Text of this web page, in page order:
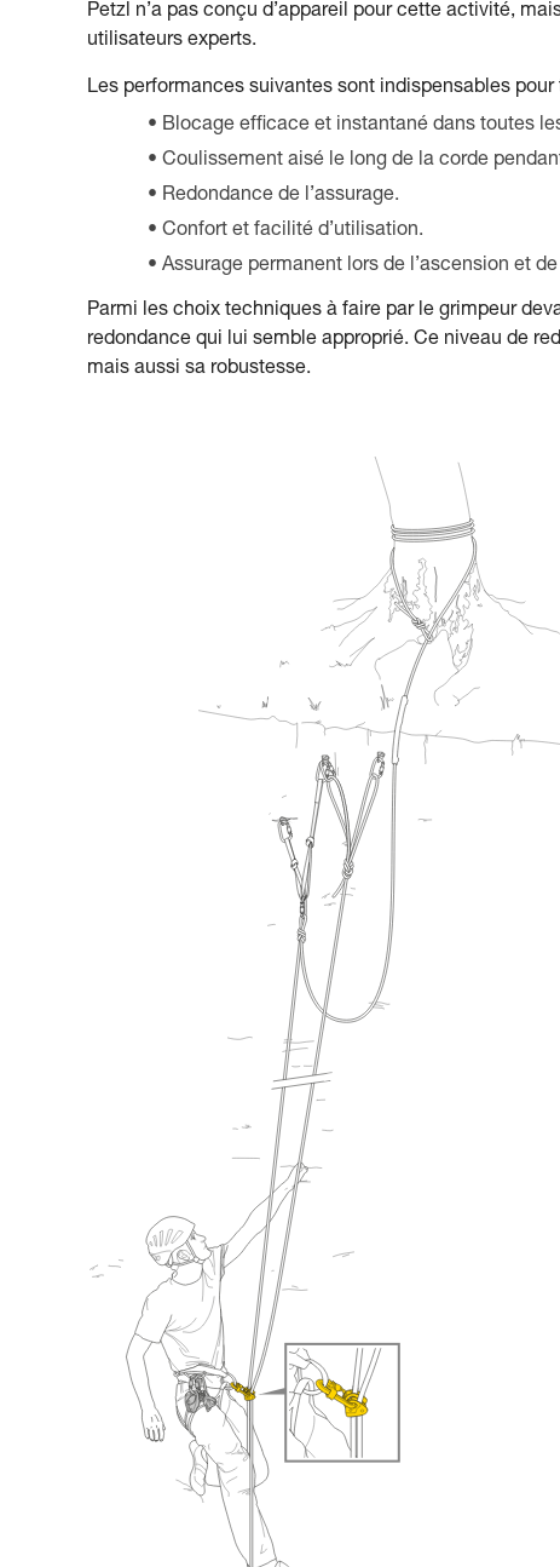
Petzl n’a pas conçu d’appareil pour cette activité,
utilisateurs experts.
Les performances suivantes sont indispensables pour
Blocage efficace et instantané dans toutes
Coulissement aisé le long de la corde
Redondance de l’assurage.
Confort et facilité d’utilisation.
Assurage permanent lors de l’ascension et
Parmi les choix techniques à faire par le grimpeur
redondance qui lui semble approprié. Ce niveau de
mais aussi sa robustesse.